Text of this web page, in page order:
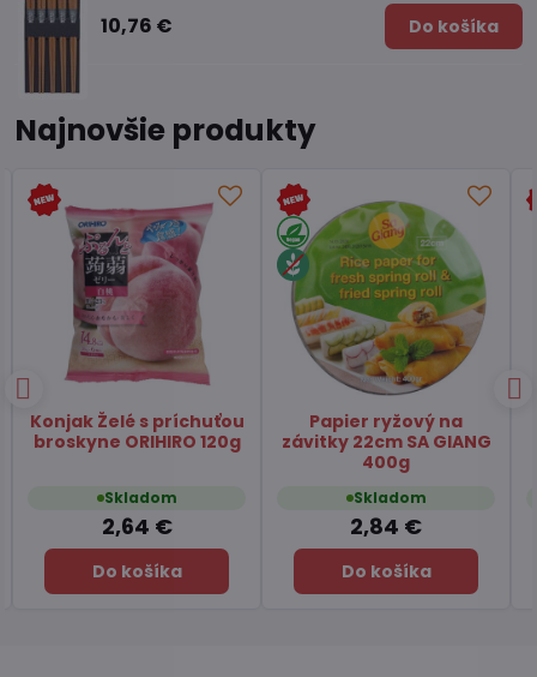
10,76 € Do košíka
Najnovšie produkty
Čaj Matcha Yuzu
TSUBOICHI 5x10g
Skladom
7,45 €
Do košíka
Čaj zelený pražený
Hojicha latte TSUBOICHI
100g
Skladom
6,49 €
Do košíka